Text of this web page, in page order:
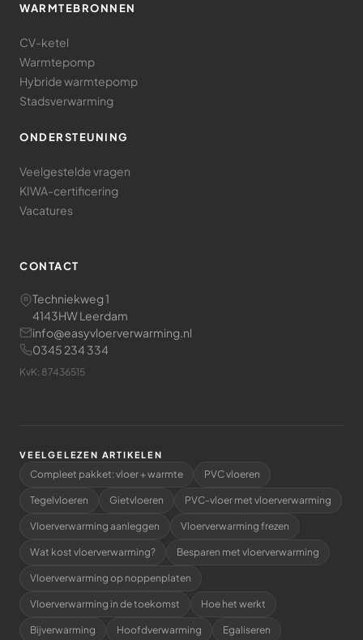
WARMTEBRONNEN
CV-ketel
Warmtepomp
Hybride warmtepomp
Stadsverwarming
ONDERSTEUNING
Veelgestelde vragen
KIWA-certificering
Vacatures
CONTACT
Techniekweg 1
4143HW Leerdam
info@easyvloerverwarming.nl
0345 234 334
KvK: 87436515
VEELGELEZEN ARTIKELEN
Compleet pakket: vloer + warmte PVC vloeren
Tegelvloeren Gietvloeren PVC-vloer met vloerverwarming
Vloerverwarming aanleggen Vloerverwarming frezen
Wat kost vloerverwarming? Besparen met vloerverwarming
Vloerverwarming op noppenplaten
Vloerverwarming in de toekomst Hoe het werkt
Bijverwarming Hoofdverwarming Egaliseren